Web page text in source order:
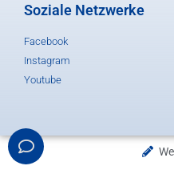
Soziale Netzwerke
Facebook
Instagram
Youtube